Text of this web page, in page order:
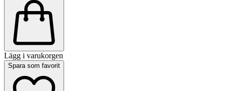
Lägg i varukorgen
Spara som favorit